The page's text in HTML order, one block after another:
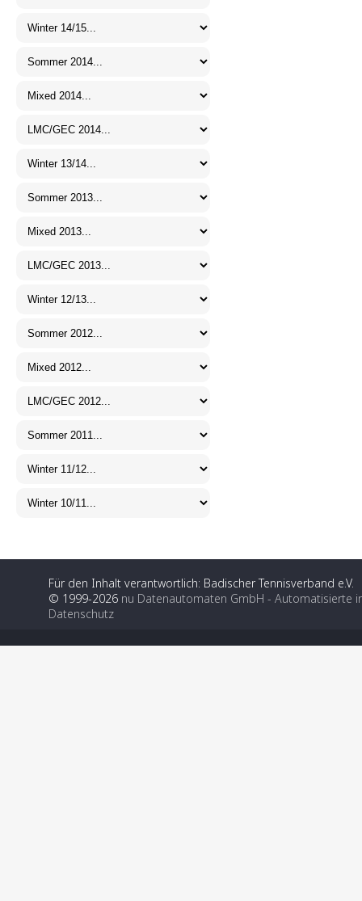
Für den Inhalt verantwortlich: Badischer Tennisverband e.V.
© 1999-2026 nu Datenautomaten GmbH - Automatisierte
Datenschutz